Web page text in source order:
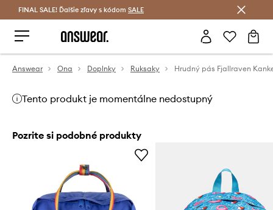
Šetrite s Answear Club >
FINAL SALE! Ďalšie zľavy s kódom SALE
Answear Ona Doplnky Ruksaky
Tento produkt je momentálne nedostupný
Pozrite si podobné produkty